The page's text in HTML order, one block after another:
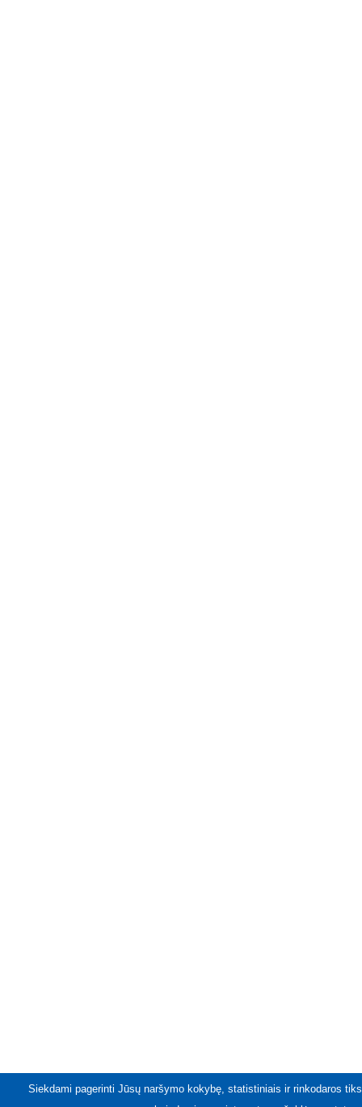
Siekdami pagerinti Jūsų naršymo kokybę, statistiniais ir rinkodaros